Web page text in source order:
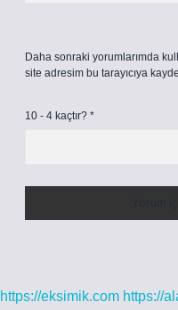
Daha sonraki yorumlarımda
site adresim bu tarayıcıya
10 - 4 kaçtır? *
https://eksimik.com https://